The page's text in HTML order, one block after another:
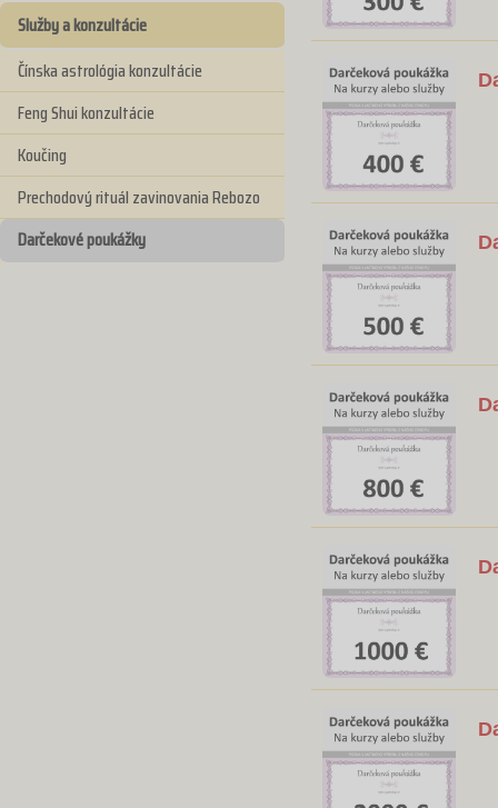
Služby a konzultácie
Čínska astrológia konzultácie
Feng Shui konzultácie
Koučing
Prechodový rituál zavinovania Rebozo
Darčekové poukážky